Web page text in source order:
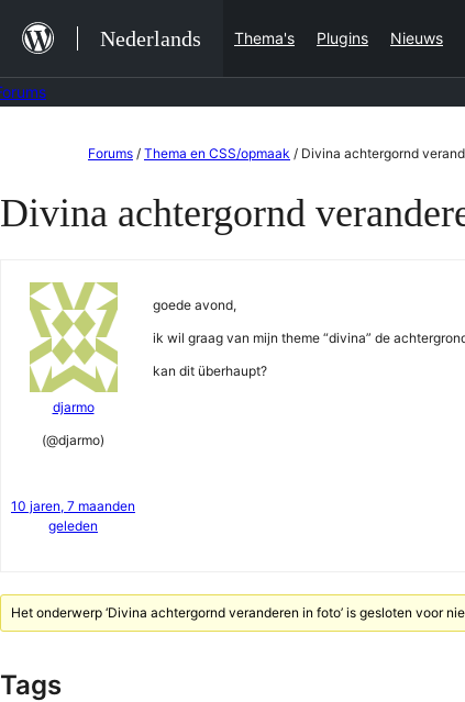
naar
de
Nederlands Thema's Plugins Nieuws
de
Forums / Thema en CSS/opmaak / Divina achtergornd
Divina achtergornd
djarmo
(@djarmo)
10 jaren, 7 maanden
geleden
goede avond,
ik wil graag van mijn theme “divina” de
kan dit überhaupt?
Het onderwerp ‘Divina achtergornd veranderen in foto’ is gesloten voor
Tags